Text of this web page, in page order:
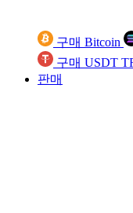
구매 Bitcoin
구매 USDT
판매